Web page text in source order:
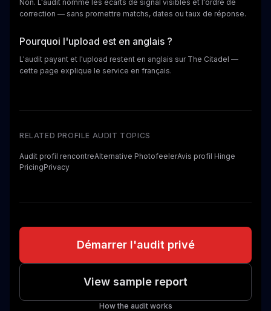
Non. L'audit nomme les écarts de signal visibles et l'ordre de
correction — sans promettre matchs, dates ou taux de réponse.
Pourquoi l'upload est en anglais ?
L'audit payant et l'upload restent en anglais sur The Citadel —
cette page explique le service en français.
RELATED PROFILE AUDIT TOPICS
Audit profil rencontreAlternative PhotofeelerAvis profil Hinge
PricingPrivacy
Démarrer l'audit privé
View sample report
How the audit works